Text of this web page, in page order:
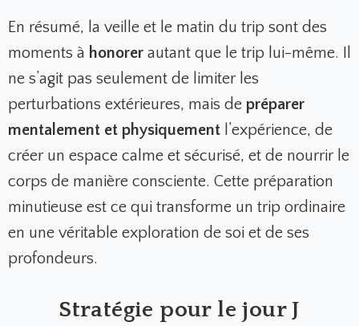
En résumé, la veille et le matin du trip sont des
moments à honorer autant que le trip lui-même. Il
ne s’agit pas seulement de limiter les
perturbations extérieures, mais de préparer
mentalement et physiquement l’expérience, de
créer un espace calme et sécurisé, et de nourrir le
corps de manière consciente. Cette préparation
minutieuse est ce qui transforme un trip ordinaire
en une véritable exploration de soi et de ses
profondeurs.
Stratégie pour le jour J